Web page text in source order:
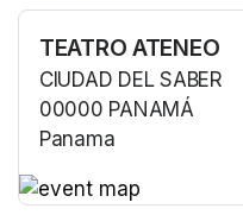
TEATRO ATENEO
CIUDAD DEL SABER
00000 PANAMÁ
Panama